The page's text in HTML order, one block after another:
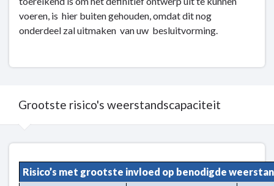
voeren, is hier buiten gehouden, omdat dit nog
onderdeel zal uitmaken van uw besluitvorming.
Grootste risico's weerstandscapaciteit
navigatie
Risico’s met grootste invloed op benodigde